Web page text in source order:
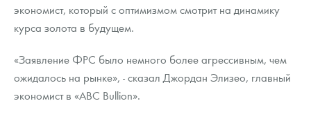
Аксессуары
Год Лошади
Памятка для работы с монетами из драгметаллов
Монеты
Скупка слитков
Наши преимущества
Пресс-служба
экономист, который с оптимизмом смотрит на динамику
курса золота в будущем.
«Заявление ФРС было немного более агрессивным, чем
ожидалось на рынке», - сказал Джордан Элизео, главный
экономист в «ABC Bullion».